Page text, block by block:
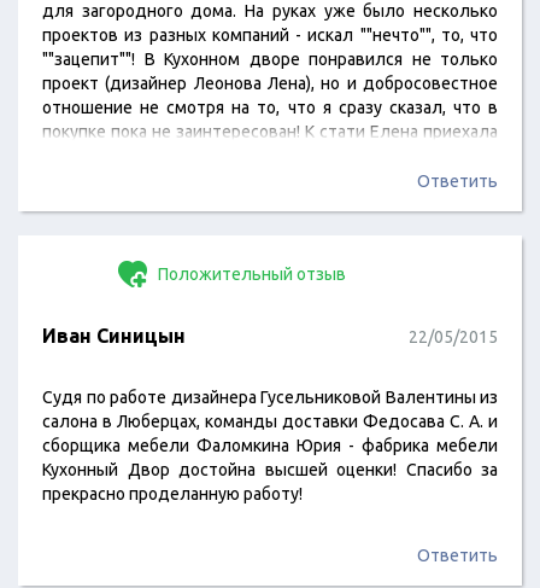
для загородного дома. На руках уже было несколько
проектов из разных компаний - искал ""нечто"", то, что
""зацепит""! В Кухонном дворе понравился не только
проект (дизайнер Леонова Лена), но и добросовестное
отношение не смотря на то, что я сразу сказал, что в
покупке пока не заинтересован! К стати Елена приехала
инициатива, но данных ход мне очень понравился.Ответить
Положительный отзыв
Иван Синицын 22/05/2015
Судя по работе дизайнера Гусельниковой Валентины из
салона в Люберцах, команды доставки Федосава С. А. и
сборщика мебели Фаломкина Юрия - фабрика мебели
Кухонный Двор достойна высшей оценки! Спасибо за
прекрасно проделанную работу!
Ответить